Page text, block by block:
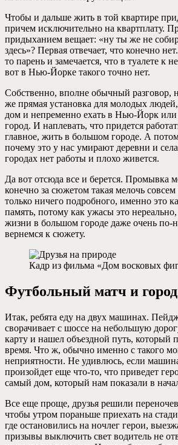
Чтобы и дальше жить в той квартире
причем исключительно на квартплату.
придыханием вещает: «ну ты же не
здесь»? Первая отвечает, что конечно
то парень и замечается, что в туалете к
вот в Нью-Йорке такого точно нет.
Собственно, вполне обычный разговор,
же прямая установка для молодых
дом и непременно ехать в Нью-Йорк
город. И наплевать, что придется
главное, жить в большом городе. А
почему это у нас умирают деревни и
городах нет работы и плохо живется.
Да вот отсюда все и берется. Промывка
конечно за сюжетом такая мелочь
только ничего подробного, именно это
память, потому как ужасы это
жизни в большом городе даже очень по-
вернемся к сюжету.
Кадр из фильма «Дом восковых
Футбольный матч и
Итак, ребята еду на двух машинах.
сворачивает с шоссе на небольшую
карту и нашел объездной путь, который
время. Что ж, обычно именно с такого
неприятности. Не удивлюсь, если
произойдет еще что-то, что приведет
самый дом, который нам показали в
Все еще проще, друзья решили
чтобы утром пораньше приехать на
где остановились на ночлег герои,
призывы выключить свет водитель не